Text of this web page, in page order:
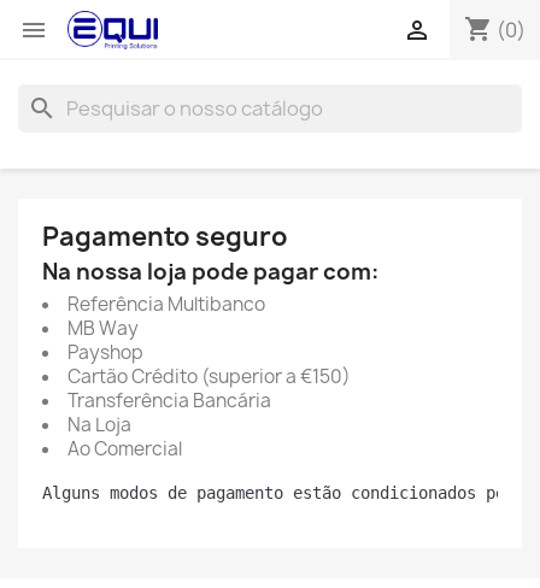
 shopping_cart (0)

search
Pagamento seguro
Na nossa loja pode pagar com:
Referência Multibanco
MB Way
Payshop
Cartão Crédito (superior a €150)
Transferência Bancária
Na Loja
Ao Comercial
Alguns modos de pagamento estão condicionados